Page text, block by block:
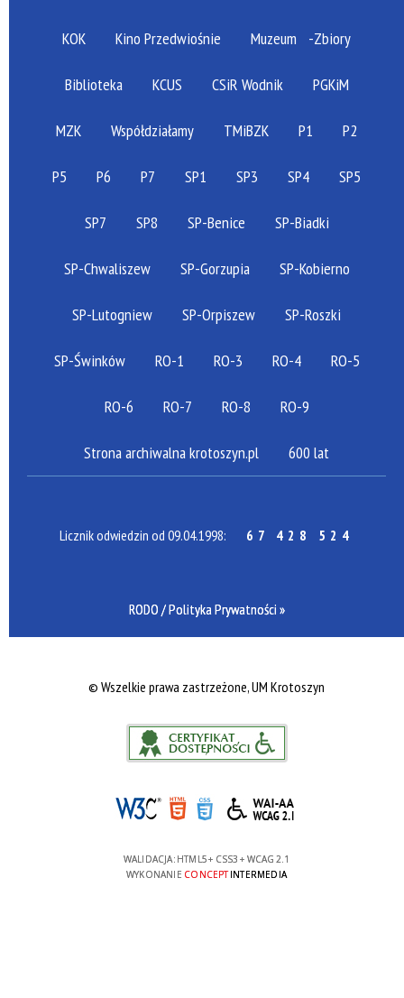
KOK Kino Przedwiośnie Muzeum -Zbiory
Biblioteka KCUS CSiR Wodnik PGKiM
MZK Współdziałamy TMiBZK P1 P2
P5 P6 P7 SP1 SP3 SP4 SP5
SP7 SP8 SP-Benice SP-Biadki
SP-Chwaliszew SP-Gorzupia SP-Kobierno
SP-Lutogniew SP-Orpiszew SP-Roszki
SP-Świnków RO-1 RO-3 RO-4 RO-5
RO-6 RO-7 RO-8 RO-9
Strona archiwalna krotoszyn.pl 600 lat
Licznik odwiedzin od 09.04.1998: 67 428 524
RODO / Polityka Prywatności »
© Wszelkie prawa zastrzeżone, UM Krotoszyn
WALIDACJA: HTML5+ CSS3 + WCAG 2.1
WYKONANIE CONCEPTINTERMEDIA